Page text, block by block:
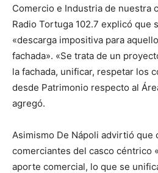
Comercio e Industria de nuestra
Radio Tortuga 102.7 explicó que
«descarga impositiva para
fachada». «Se trata de un
la fachada, unificar, respetar los
desde Patrimonio respecto al
agregó.
Asimismo De Nápoli advirtió que
comerciantes del casco céntrico
aporte comercial, lo que se